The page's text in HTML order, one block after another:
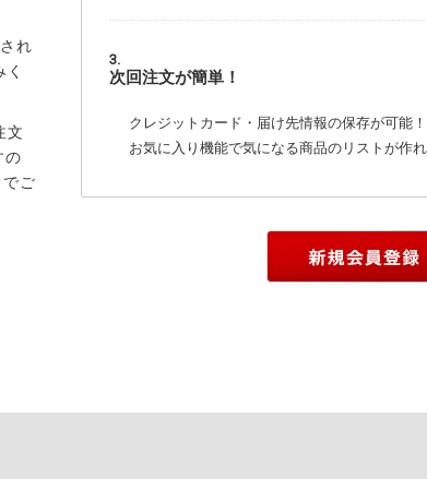
れ
文
の
ご
次回注文が簡単！
クレジットカード・届け先情報の保存が可能！
お気に入り機能で気になる商品のリストが作れ